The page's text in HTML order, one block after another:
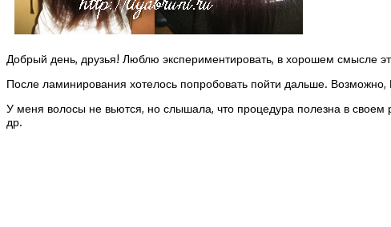
Добрый день, друзья! Люблю экспериментировать, в хорошем смысле
После ламинирования хотелось попробовать пойти дальше.
У меня волосы не вьются, но слышала, что процедура полезна в своем
др.